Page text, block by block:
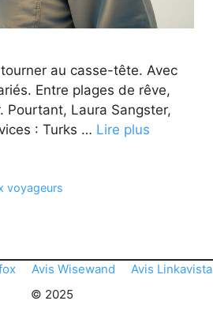
au casse-tête. Avec
Entre plages de rêve,
Laura Sangster,
: Turks … Lire plus
voyageurs
Avis Wisewand Avis Linkavista
© 2025